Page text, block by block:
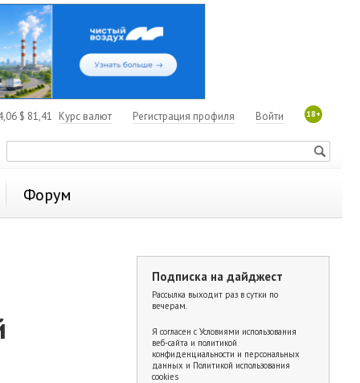
$ 81,41 Курс валют 18+
Войти
Регистрация профиля
Форум
Подписка на дайджест
Рассылка выходит раз в сутки по
вечерам.
Я согласен с Условиями использования
веб-сайта и политикой
конфиденциальности и персональных
данных и Политикой использования
cookies